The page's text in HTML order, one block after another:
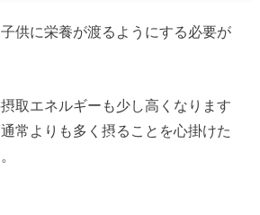
供に栄養が渡るようにする必要が
取エネルギーも少し高くなります
常よりも多く摂ることを心掛けた